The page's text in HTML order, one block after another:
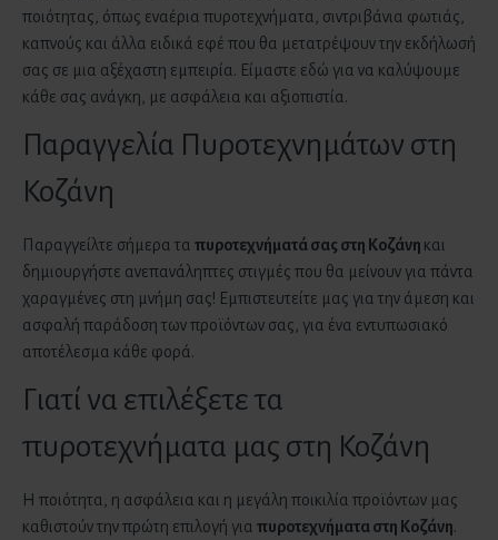
ποιότητας, όπως εναέρια πυροτεχνήματα, σιντριβάνια φωτιάς,
καπνούς και άλλα ειδικά εφέ που θα μετατρέψουν την εκδήλωσή
σας σε μια αξέχαστη εμπειρία. Είμαστε εδώ για να καλύψουμε
κάθε σας ανάγκη, με ασφάλεια και αξιοπιστία.
Παραγγελία Πυροτεχνημάτων στη
Κοζάνη
Παραγγείλτε σήμερα τα πυροτεχνήματά σας στη Κοζάνη και
δημιουργήστε ανεπανάληπτες στιγμές που θα μείνουν για πάντα
χαραγμένες στη μνήμη σας! Εμπιστευτείτε μας για την άμεση και
ασφαλή παράδοση των προϊόντων σας, για ένα εντυπωσιακό
αποτέλεσμα κάθε φορά.
Γιατί να επιλέξετε τα
πυροτεχνήματα μας στη Κοζάνη
Η ποιότητα, η ασφάλεια και η μεγάλη ποικιλία προϊόντων μας
καθιστούν την πρώτη επιλογή για πυροτεχνήματα στη Κοζάνη.